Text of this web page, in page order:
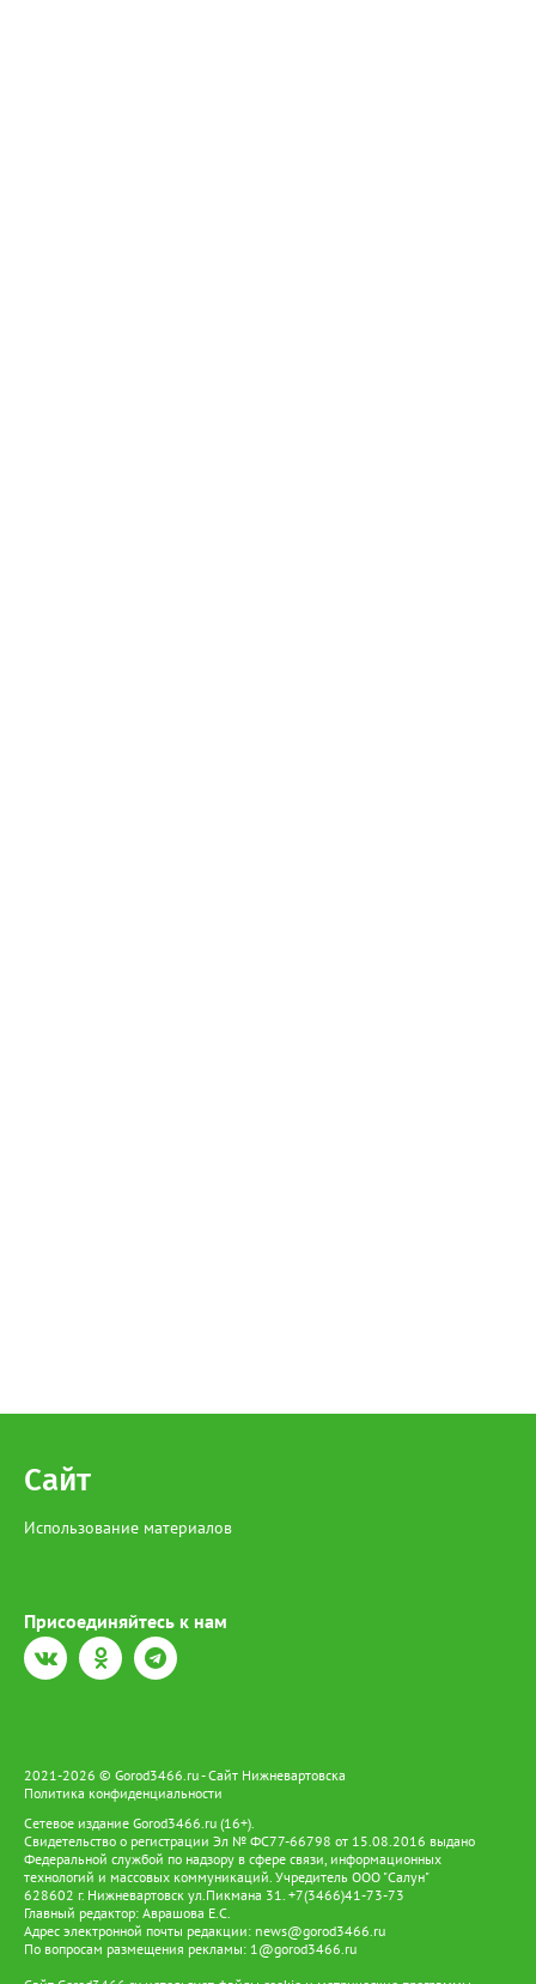
Сайт
Использование материалов
Присоединяйтесь к нам
2021-2026 © Gorod3466.ru - Сайт Нижневартовска
Политика конфиденциальности
Сетевое издание Gorod3466.ru (16+).
Свидетельство о регистрации Эл № ФС77-66798 от 15.08.2016 выдано
Федеральной службой по надзору в сфере связи, информационных
технологий и массовых коммуникаций. Учредитель ООО "Салун"
628602 г. Нижневартовск ул.Пикмана 31. +7(3466)41-73-73
Главный редактор: Аврашова Е.С.
Адрес электронной почты редакции: news@gorod3466.ru
По вопросам размещения рекламы: 1@gorod3466.ru